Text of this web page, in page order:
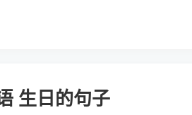
生日的句子